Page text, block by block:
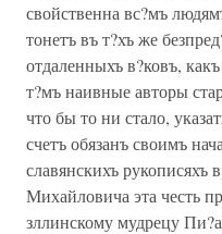
свойственна вс?мъ
тонетъ въ т?хъ же
отдаленныхъ в?ковъ,
т?мъ наивные авторы
что бы то ни стало,
счетъ обязанъ своимъ
славянскихъ рукописяхъ
Михайловича эта честь
зллинскому мудрецу